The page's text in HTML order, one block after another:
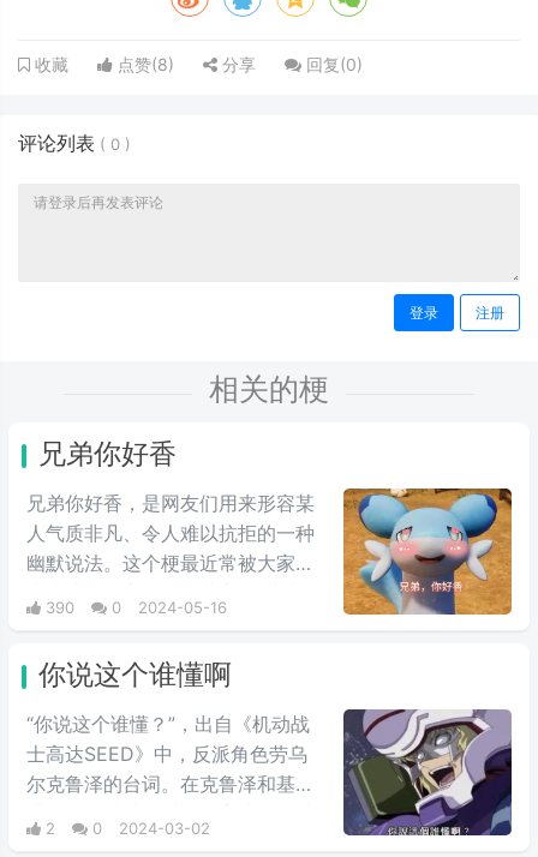
收藏 点赞(8) 分享 回复(0)
评论列表 ( 0 )
登录 注册
相关的梗
兄弟你好香
兄弟你好香，是网友们用来形容某
人气质非凡、令人难以抗拒的一种
幽默说法。这个梗最近常被大家用
来表达同性之间的爱慕之情/或者单
纯跟风玩梗。最初来自qq用户云溪
情互动的表情包，此时这个梗已经
初具雏形。而后来随着chikawa的
流行，有网友开始给chikawa配上
这类文字，两者融合后意外爆火，
表情包泛滥，传播得到处都是。
390 0 2024-05-16
你说这个谁懂啊
“你说这个谁懂？”，出自《机动战
士高达SEED》中，反派角色劳乌
尔克鲁泽的台词。在克鲁泽和基拉
进行最终对峙的时候，高‌‌‌‌‌‌‌‌达seed中
大反派反驳主角嘴炮攻击时的用
2 0 2024-03-02